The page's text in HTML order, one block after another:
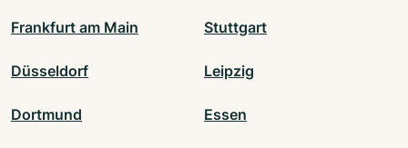
Frankfurt am Main Stuttgart
Düsseldorf Leipzig
Dortmund Essen